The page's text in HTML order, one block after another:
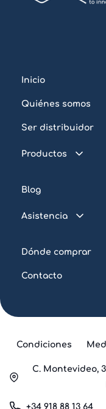
Inicio
Quiénes somos
Ser distribuidor
Productos
Cuadros eléctricos
Piscina pública
Blog
Asistencia
Dónde comprar
Contacto
Condiciones
C. Montevideo,
+34 918 88 13 64